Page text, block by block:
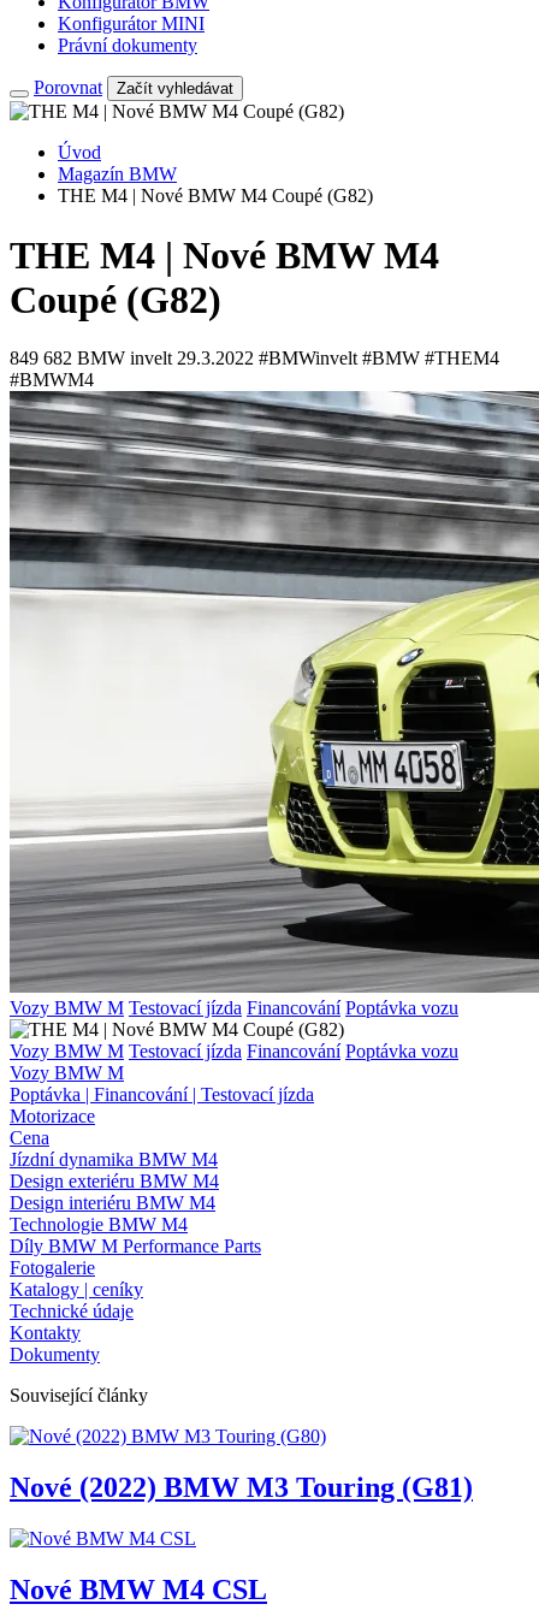
Konfigurátor MINI
Právní dokumenty
Porovnat Začít vyhledávat
Úvod
Magazín BMW
THE M4 | Nové BMW M4 Coupé (G82)
THE M4 | Nové BMW M4
Coupé (G82)
849 682 BMW invelt 29.3.2022 #BMWinvelt #BMW #THEM4
#BMWM4
Vozy BMW M Testovací jízda Financování Poptávka vozu
Vozy BMW M Testovací jízda Financování Poptávka vozu
Vozy BMW M
Poptávka | Financování | Testovací jízda
Motorizace
Cena
Jízdní dynamika BMW M4
Design exteriéru BMW M4
Design interiéru BMW M4
Technologie BMW M4
Díly BMW M Performance Parts
Fotogalerie
Katalogy | ceníky
Technické údaje
Kontakty
Dokumenty
Související články
Nové (2022) BMW M3 Touring (G81)
Nové BMW M4 CSL